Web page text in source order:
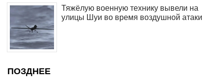
Тяжёлую военную технику вывели на
улицы Шуи во время воздушной атаки
ПОЗДНЕЕ